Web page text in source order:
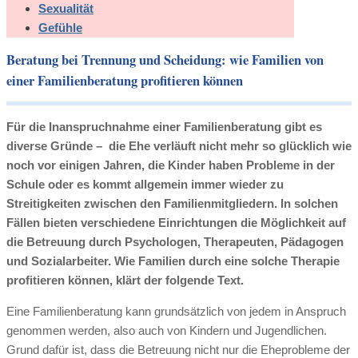
Sexualität
Gefühle
Beratung bei Trennung und Scheidung: wie Familien von
einer Familienberatung profitieren können
Für die Inanspruchnahme einer Familienberatung gibt es
diverse Gründe – die Ehe verläuft nicht mehr so glücklich wie
noch vor einigen Jahren, die Kinder haben Probleme in der
Schule oder es kommt allgemein immer wieder zu
Streitigkeiten zwischen den Familienmitgliedern. In solchen
Fällen bieten verschiedene Einrichtungen die Möglichkeit auf
die Betreuung durch Psychologen, Therapeuten, Pädagogen
und Sozialarbeiter. Wie Familien durch eine solche Therapie
profitieren können, klärt der folgende Text.
Eine Familienberatung kann grundsätzlich von jedem in Anspruch
genommen werden, also auch von Kindern und Jugendlichen.
Grund dafür ist, dass die Betreuung nicht nur die Eheprobleme der